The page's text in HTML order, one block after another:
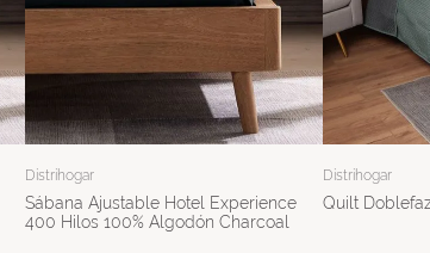
Distrihogar
Sábana Ajustable Hotel Experience
400 Hilos 100% Algodón Charcoal
Distrihogar
Quilt